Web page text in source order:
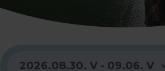
2026.08.30. V - 09.06. V